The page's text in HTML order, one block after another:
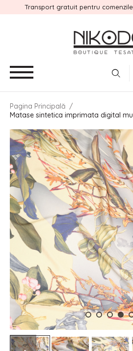
Transport gratuit pentru
Pagina Principală /
Matase sintetica imprimata digital